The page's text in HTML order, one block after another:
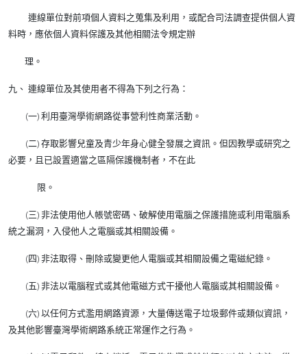
連線單位對前項個人資料之蒐集及利用，或配合司法調查提供個人資
料時，應依個人資料保護及其他相關法令規定辦
理。
九、 連線單位及其使用者不得為下列之行為：
(一) 利用臺灣學術網路從事營利性商業活動。
(二) 存取影響兒童及青少年身心健全發展之資訊。但因教學或研究之
必要，且已設置適當之區隔保護機制者，不在此
限。
(三) 非法使用他人帳號密碼、破解使用電腦之保護措施或利用電腦系
統之漏洞，入侵他人之電腦或其相關設備。
(四) 非法取得、刪除或變更他人電腦或其相關設備之電磁紀錄。
(五) 非法以電腦程式或其他電磁方式干擾他人電腦或其相關設備。
(六) 以任何方式濫用網路資源，大量傳送電子垃圾郵件或類似資訊，
及其他影響臺灣學術網路系統正常運作之行為。